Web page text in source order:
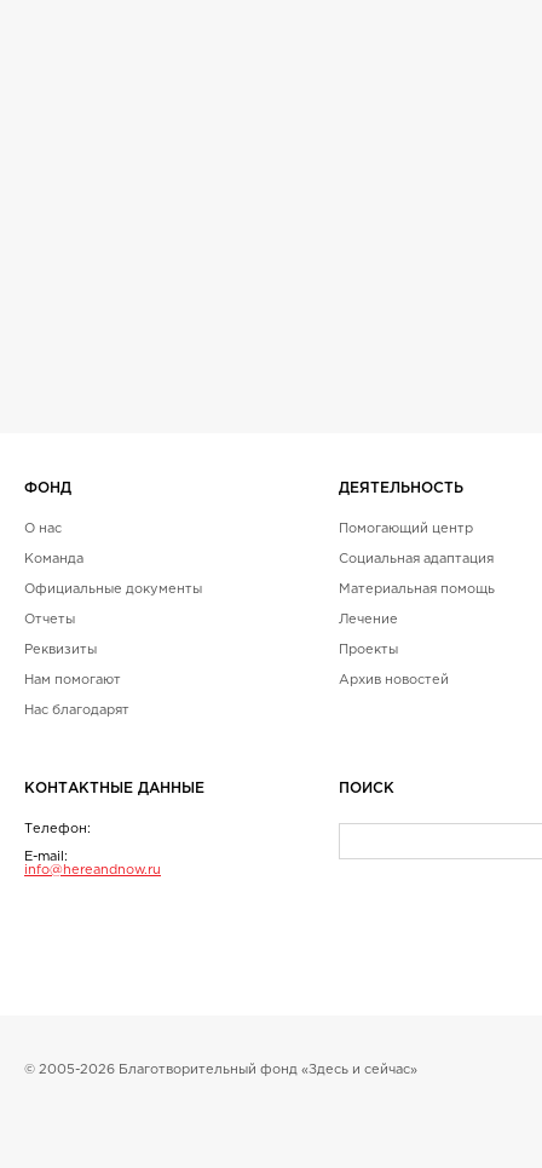
ФОНД
О нас
Команда
Официальные документы
Отчеты
Реквизиты
Нам помогают
Нас благодарят
ДЕЯТЕЛЬНОСТЬ
Помогающий центр
Социальная адаптация
Материальная помощь
Лечение
Проекты
Архив новостей
КОНТАКТНЫЕ ДАННЫЕ
Телефон:
E-mail:
info@hereandnow.ru
ПОИСК
© 2005-2026 Благотворительный фонд «Здесь и сейчас»